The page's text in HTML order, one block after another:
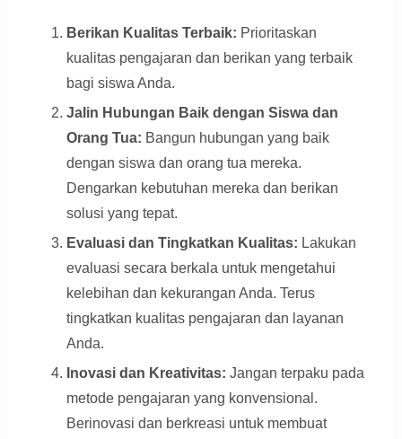
Berikan Kualitas Terbaik: Prioritaskan
kualitas pengajaran dan berikan yang terbaik
bagi siswa Anda.
Jalin Hubungan Baik dengan Siswa dan
Orang Tua: Bangun hubungan yang baik
dengan siswa dan orang tua mereka.
Dengarkan kebutuhan mereka dan berikan
solusi yang tepat.
Evaluasi dan Tingkatkan Kualitas: Lakukan
evaluasi secara berkala untuk mengetahui
kelebihan dan kekurangan Anda. Terus
tingkatkan kualitas pengajaran dan layanan
Anda.
Inovasi dan Kreativitas: Jangan terpaku pada
metode pengajaran yang konvensional.
Berinovasi dan berkreasi untuk membuat